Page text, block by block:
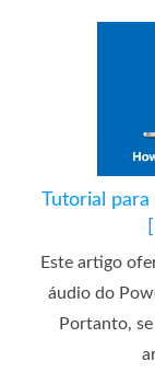
Tutorial
Este artigo
áudio do
Portanto,